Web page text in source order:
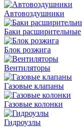
Автовоздушники
Баки расширительные
Блок розжига
Вентиляторы
Газовые клапаны
Газовые колонки
Гидроузлы